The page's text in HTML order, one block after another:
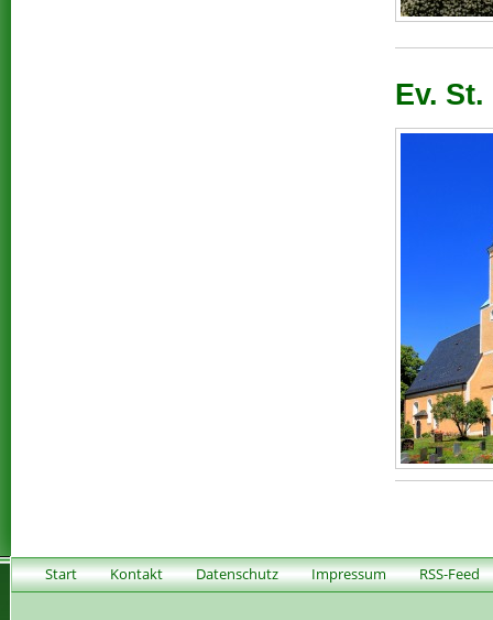
Ev.
Start Kontakt Datenschutz Impressum RSS-Feed